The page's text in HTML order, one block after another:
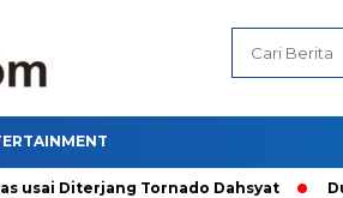
Tornado Dahsyat Dua Oknum